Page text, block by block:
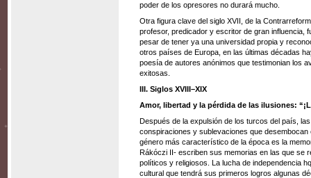
poder de los opresores no durará mucho.
Otra figura clave del siglo XVII, de la
profesor, predicador y escritor de gran influencia,
pesar de tener ya una universidad propia y
otros países de Europa, en las últimas décadas
poesía de autores anónimos que testimonian los
exitosas.
III. Siglos XVIII–XIX
Amor, libertad y la pérdida de las ilusiones:
Después de la expulsión de los turcos del país,
conspiraciones y sublevaciones que
género más característico de la época es la
Rákóczi II- escriben sus memorias en las que se
políticos y religiosos. La lucha de independencia
cultural que tendrá sus primeros logros algunas